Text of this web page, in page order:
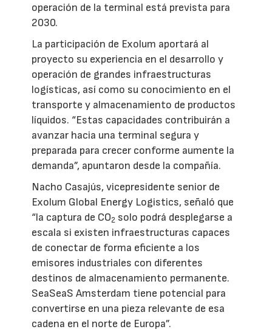
operación de la terminal está prevista para
2030.
La participación de Exolum aportará al
proyecto su experiencia en el desarrollo y
operación de grandes infraestructuras
logísticas, así como su conocimiento en el
transporte y almacenamiento de productos
líquidos. “Estas capacidades contribuirán a
avanzar hacia una terminal segura y
preparada para crecer conforme aumente la
demanda”, apuntaron desde la compañía.
Nacho Casajús, vicepresidente senior de
Exolum Global Energy Logistics, señaló que
“la captura de CO2 solo podrá desplegarse a
escala si existen infraestructuras capaces
de conectar de forma eficiente a los
emisores industriales con diferentes
destinos de almacenamiento permanente.
SeaSeaS Amsterdam tiene potencial para
convertirse en una pieza relevante de esa
cadena en el norte de Europa”.